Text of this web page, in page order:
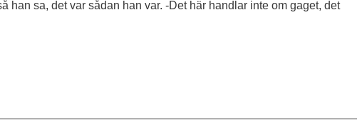
han sa, det var sådan han var. -Det här handlar inte om gaget, det